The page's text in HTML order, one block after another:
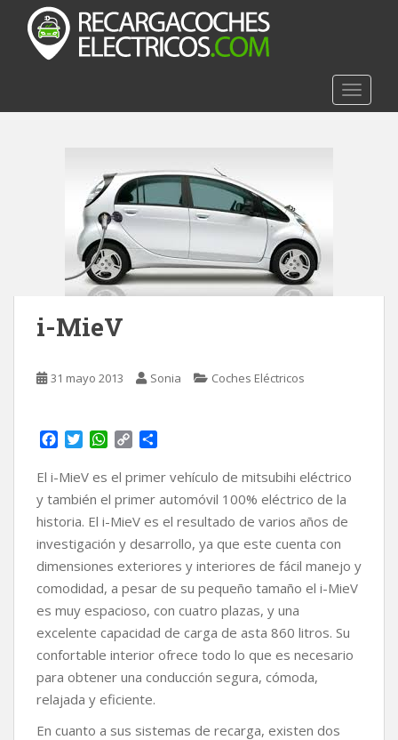
o
i-MieV
31 mayo 2013 Sonia Coches Eléctricos
c
e
b
o
o
k
i
t
t
e
r
W
a
t
s
A
p
p
p
y
L
i
n
k
m
p
a
r
t
i
r
El i-MieV es el primer vehículo de mitsubihi eléctrico
y también el primer automóvil 100% eléctrico de la
historia. El i-MieV es el resultado de varios años de
investigación y desarrollo, ya que este cuenta con
dimensiones exteriores y interiores de fácil manejo y
comodidad, a pesar de su pequeño tamaño el i-MieV
es muy espacioso, con cuatro plazas, y una
excelente capacidad de carga de asta 860 litros. Su
confortable interior ofrece todo lo que es necesario
para obtener una conducción segura, cómoda,
relajada y eficiente.
En cuanto a sus sistemas de recarga, existen dos